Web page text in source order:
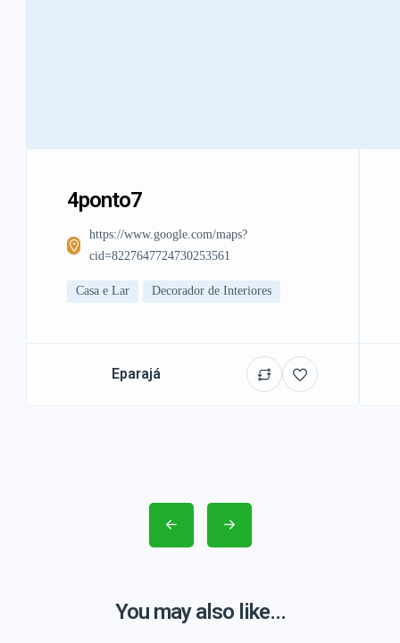
4ponto7
https://www.google.com/maps?
cid=8227647724730253561
Casa e Lar Decorador de Interiores
Eparajá
You may also like...